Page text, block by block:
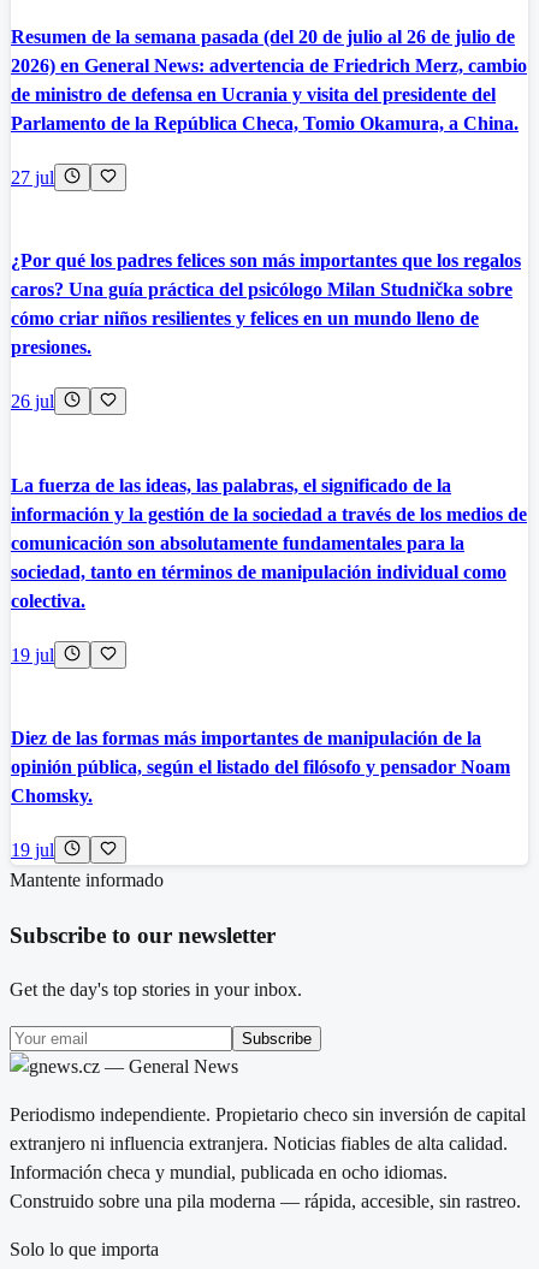
Resumen de la semana pasada (del 20 de julio al 26 de julio de
2026) en General News: advertencia de Friedrich Merz, cambio
de ministro de defensa en Ucrania y visita del presidente del
Parlamento de la República Checa, Tomio Okamura, a China.
27 jul
¿Por qué los padres felices son más importantes que los regalos
caros? Una guía práctica del psicólogo Milan Studnička sobre
cómo criar niños resilientes y felices en un mundo lleno de
presiones.
26 jul
La fuerza de las ideas, las palabras, el significado de la
información y la gestión de la sociedad a través de los medios de
comunicación son absolutamente fundamentales para la
sociedad, tanto en términos de manipulación individual como
colectiva.
19 jul
Diez de las formas más importantes de manipulación de la
opinión pública, según el listado del filósofo y pensador Noam
Chomsky.
19 jul
Mantente informado
Subscribe to our newsletter
Get the day's top stories in your inbox.
Subscribe
Periodismo independiente. Propietario checo sin inversión de capital
extranjero ni influencia extranjera. Noticias fiables de alta calidad.
Información checa y mundial, publicada en ocho idiomas.
Construido sobre una pila moderna — rápida, accesible, sin rastreo.
Solo lo que importa